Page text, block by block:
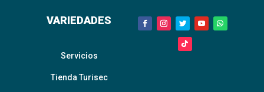
VARIEDADES
Servicios
Tienda Turisec